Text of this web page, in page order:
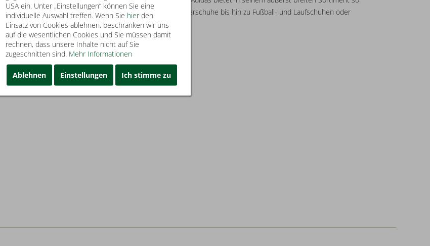
und Herrensneaker angefangen über Trekking- und Wanderschuhe bis hin zu Fußball- und Laufschuhen oder
etwas dabei.
USA ein. Unter „Einstellungen“ können Sie eine
individuelle Auswahl treffen. Wenn Sie hierden
Einsatz von Cookies ablehnen, beschränken wir uns
auf die wesentlichen Cookies und Sie müssen damit
rechnen, dass unsere Inhalte nicht auf Sie
zugeschnitten sind. Mehr Informationen
Ablehnen Einstellungen Ich stimme zu